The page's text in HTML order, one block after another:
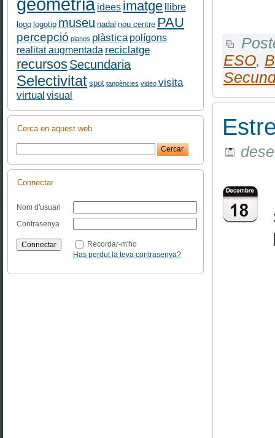
idees imatge llibre
logo logotip museu nadal nou centre PAU
percepció planos plàstica polígons
realitat augmentada reciclatge
recursosSecundaria
Selectivitat spot tangències video visita
virtual visual
Cerca en aquest web
Connectar
Nom d'usuari
Contrasenya
Recordar-m'ho
Has perdut la teva contrasenya?
ESO,